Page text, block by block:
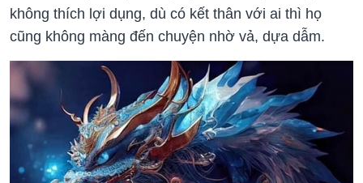
không thích lợi dụng, dù có kết thân với ai thì họ
cũng không màng đến chuyện nhờ vả, dựa dẫm.